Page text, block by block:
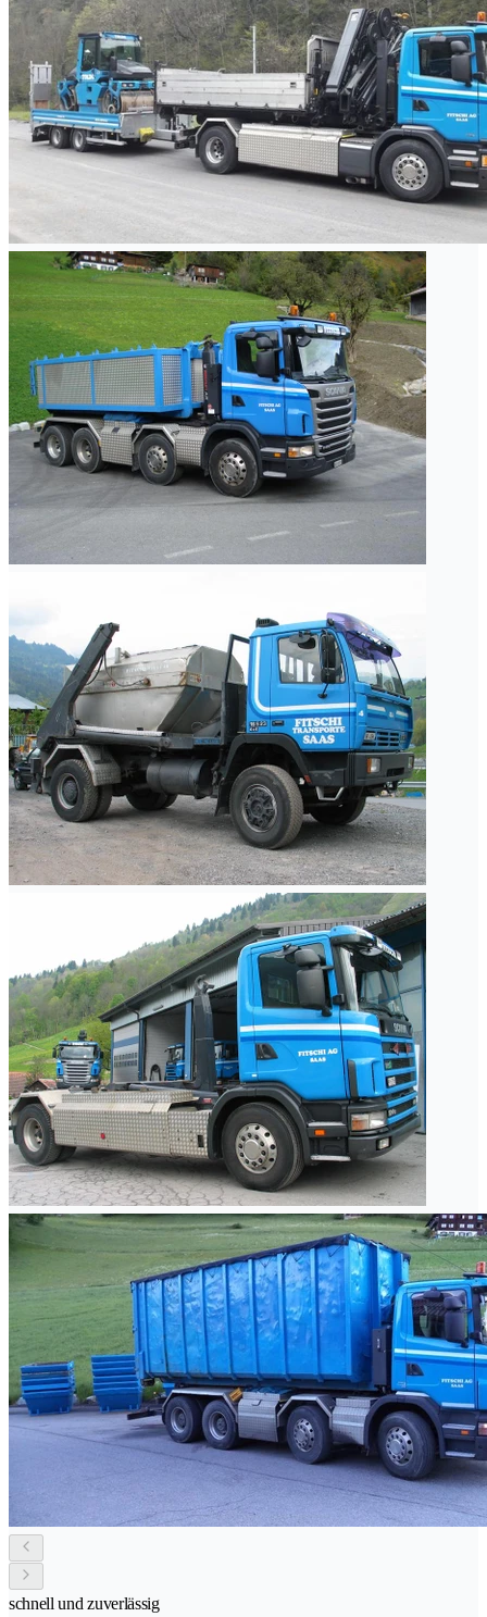
schnell und zuverlässig